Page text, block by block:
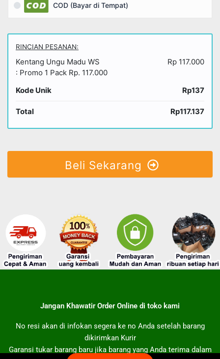
COD (Bayar di Tempat)
RINCIAN PESANAN:
Kentang Ungu Madu WS
: Promo 1 Pack Rp. 117.000
Rp 117.000
Kode Unik Rp137
Total Rp117.137
Beli Sekarang
Jangan Khawatir Order Online di toko kami
No resi akan di infokan segera ke no Anda setelah barang
dikirimkan Kurir
Garansi tukar barang baru jika barang yang Anda terima dalam